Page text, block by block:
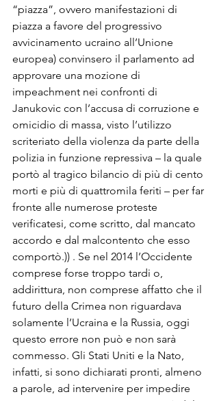
“piazza”, ovvero manifestazioni di
piazza a favore del progressivo
avvicinamento ucraino all’Unione
europea) convinsero il parlamento ad
approvare una mozione di
impeachment nei confronti di
Janukovic con l’accusa di corruzione e
omicidio di massa, visto l’utilizzo
scriteriato della violenza da parte della
polizia in funzione repressiva – la quale
portò al tragico bilancio di più di cento
morti e più di quattromila feriti – per far
fronte alle numerose proteste
verificatesi, come scritto, dal mancato
accordo e dal malcontento che esso
comportò.)) . Se nel 2014 l’Occidente
comprese forse troppo tardi o,
addirittura, non comprese affatto che il
futuro della Crimea non riguardava
solamente l’Ucraina e la Russia, oggi
questo errore non può e non sarà
commesso. Gli Stati Uniti e la Nato,
infatti, si sono dichiarati pronti, almeno
a parole, ad intervenire per impedire